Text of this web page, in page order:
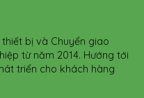
bị và Chuyển giao
từ năm 2014. Hướng tới
triển cho khách hàng